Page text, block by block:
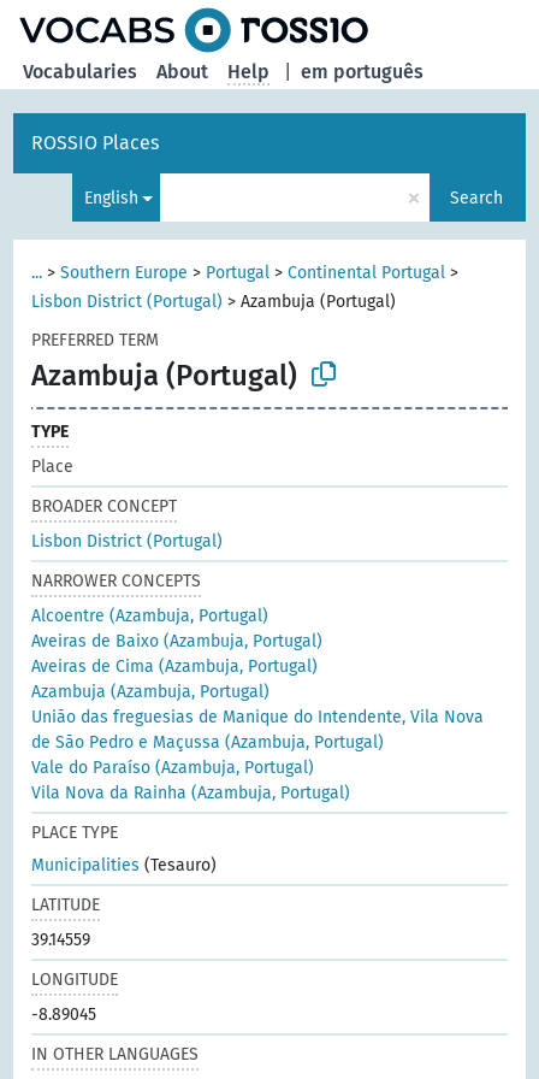
em português
Vocabularies About Help
ROSSIO Places
English × Search
... >Southern Europe > Portugal >Continental Portugal >
Lisbon District (Portugal) >Azambuja (Portugal)
PREFERRED TERM
Azambuja (Portugal)
TYPE
Place
BROADER CONCEPT
Lisbon District (Portugal)
NARROWER CONCEPTS
Alcoentre (Azambuja, Portugal)
Aveiras de Baixo (Azambuja, Portugal)
Aveiras de Cima (Azambuja, Portugal)
Azambuja (Azambuja, Portugal)
União das freguesias de Manique do Intendente, Vila Nova
de São Pedro e Maçussa (Azambuja, Portugal)
Vale do Paraíso (Azambuja, Portugal)
Vila Nova da Rainha (Azambuja, Portugal)
PLACE TYPE
Municipalities (Tesauro)
LATITUDE
39.14559
LONGITUDE
-8.89045
IN OTHER LANGUAGES